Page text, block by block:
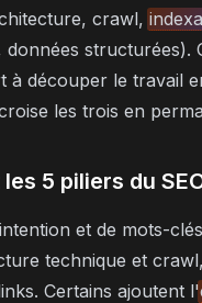
crawl,
structurées).
à découper le travail
les trois en
5 piliers du
et de mots-
technique et
Certains ajoutent l'